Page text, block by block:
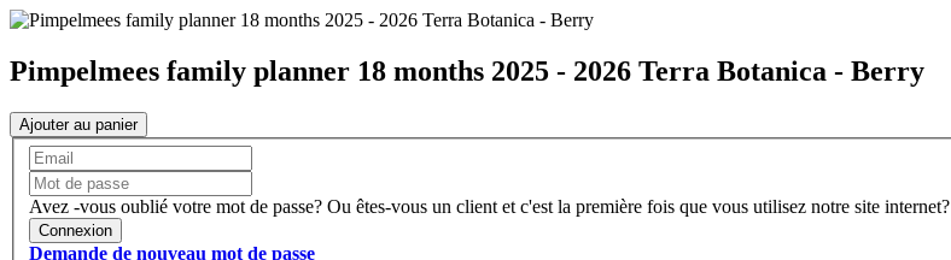
Pimpelmees family planner 18 months 2025 - 2026 Terra Botanica - Berry
Ajouter au panier
Avez -vous oublié votre mot de passe? Ou êtes-vous un client et c'est la première fois que vous utilisez notre site internet?
Connexion
Demande de nouveau mot de passe